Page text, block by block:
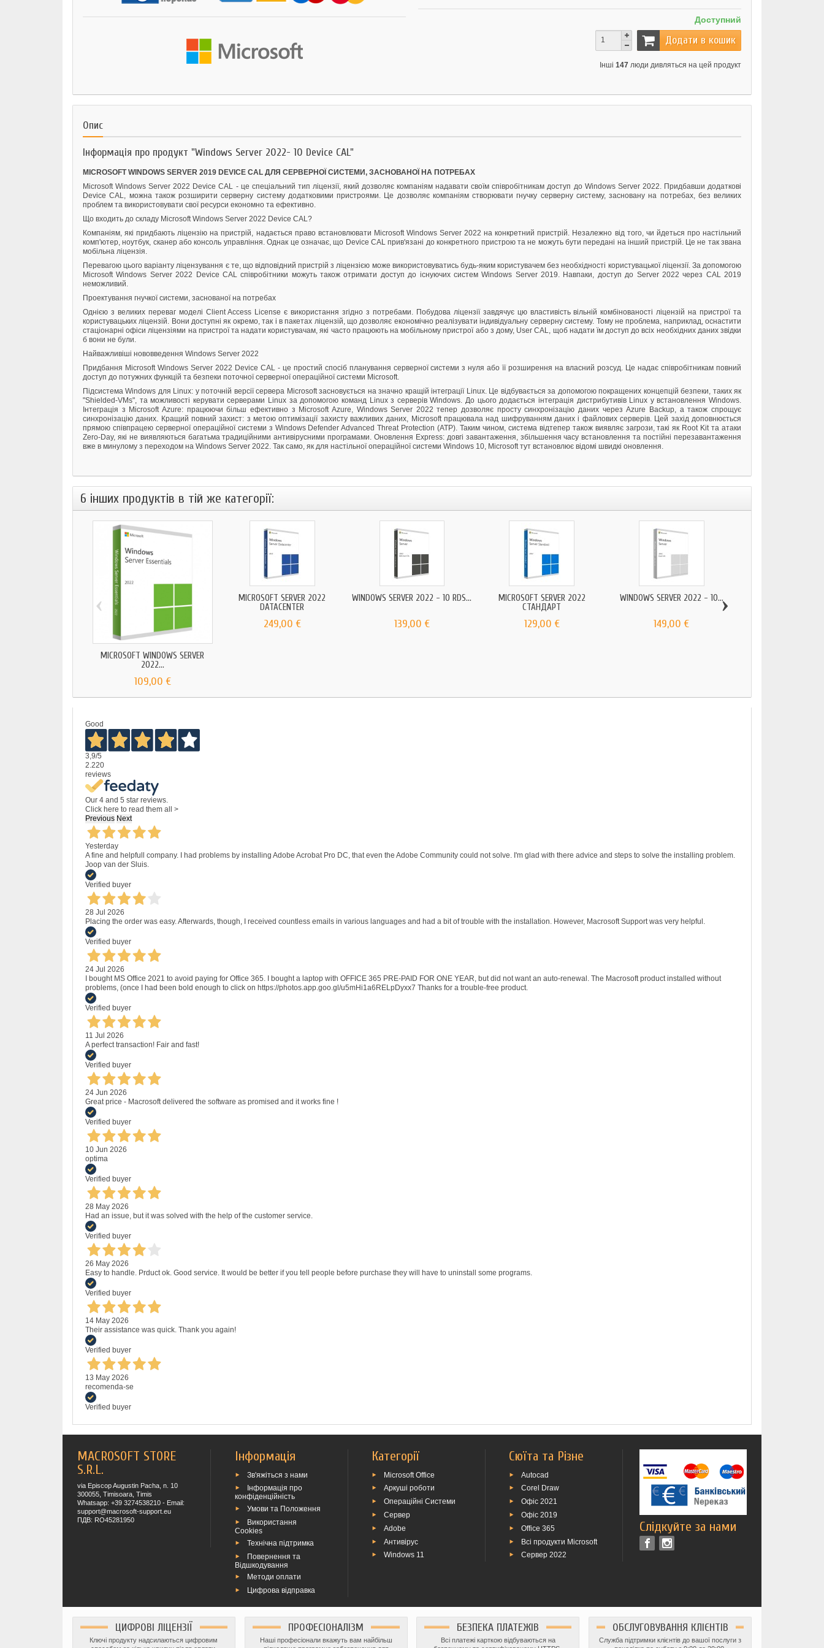
Доступний
Додати в кошик
Інші 147 люди дивляться на цей продукт
Опис
Інформація про продукт "Windows Server 2022- 10 Device CAL"
MICROSOFT WINDOWS SERVER 2019 DEVICE CAL ДЛЯ СЕРВЕРНОЇ СИСТЕМИ, ЗАСНОВАНОЇ НА ПОТРЕБАХ
Microsoft Windows Server 2022 Device CAL - це спеціальний тип ліцензії, який дозволяє компаніям надавати своїм співробітникам доступ до Windows Server 2022. Придбавши додаткові
Device CAL, можна також розширити серверну систему додатковими пристроями. Це дозволяє компаніям створювати гнучку серверну систему, засновану на потребах, без великих
проблем та використовувати свої ресурси економно та ефективно.
Що входить до складу Microsoft Windows Server 2022 Device CAL?
Компаніям, які придбають ліцензію на пристрій, надається право встановлювати Microsoft Windows Server 2022 на конкретний пристрій. Незалежно від того, чи йдеться про настільний
комп'ютер, ноутбук, сканер або консоль управління. Однак це означає, що Device CAL прив'язані до конкретного пристрою та не можуть бути передані на інший пристрій. Це не так звана
мобільна ліцензія.
Перевагою цього варіанту ліцензування є те, що відповідний пристрій з ліцензією може використовуватись будь-яким користувачем без необхідності користувацької ліцензії. За допомогою
Microsoft Windows Server 2022 Device CAL співробітники можуть також отримати доступ до існуючих систем Windows Server 2019. Навпаки, доступ до Server 2022 через CAL 2019
неможливий.
Проектування гнучкої системи, заснованої на потребах
Однією з великих переваг моделі Client Access License є використання згідно з потребами. Побудова ліцензії завдячує цю властивість вільній комбінованості ліцензій на пристрої та
користувацьких ліцензій. Вони доступні як окремо, так і в пакетах ліцензій, що дозволяє економічно реалізувати індивідуальну серверну систему. Тому не проблема, наприклад, оснастити
стаціонарні офіси ліцензіями на пристрої та надати користувачам, які часто працюють на мобільному пристрої або з дому, User CAL, щоб надати їм доступ до всіх необхідних даних звідки
б вони не були.
Найважливіші нововведення Windows Server 2022
Придбання Microsoft Windows Server 2022 Device CAL - це простий спосіб планування серверної системи з нуля або її розширення на власний розсуд. Це надає співробітникам повний
доступ до потужних функцій та безпеки поточної серверної операційної системи Microsoft.
Підсистема Windows для Linux: у поточній версії сервера Microsoft засновується на значно кращій інтеграції Linux. Це відбувається за допомогою покращених концепцій безпеки, таких як
"Shielded-VMs", та можливості керувати серверами Linux за допомогою команд Linux з серверів Windows. До цього додається інтеграція дистрибутивів Linux у встановлення Windows.
Інтеграція з Microsoft Azure: працюючи більш ефективно з Microsoft Azure, Windows Server 2022 тепер дозволяє просту синхронізацію даних через Azure Backup, а також спрощує
синхронізацію даних. Кращий повний захист: з метою оптимізації захисту важливих даних, Microsoft працювала над шифруванням даних і файлових серверів. Цей захід доповнюється
прямою співпрацею серверної операційної системи з Windows Defender Advanced Threat Protection (ATP). Таким чином, система відтепер також виявляє загрози, такі як Root Kit та атаки
Zero-Day, які не виявляються багатьма традиційними антивірусними програмами. Оновлення Express: довгі завантаження, збільшення часу встановлення та постійні перезавантаження
вже в минулому з переходом на Windows Server 2022. Так само, як для настільної операційної системи Windows 10, Microsoft тут встановлює відомі швидкі оновлення.
6 інших продуктів в тій же категорії:
MICROSOFT WINDOWS SERVER
2022...
109,00 €
MICROSOFT SERVER 2022
DATACENTER
249,00 €
WINDOWS SERVER 2022 - 10 RDS...
139,00 €
MICROSOFT SERVER 2022
СТАНДАРТ
129,00 €
WINDOWS SERVER 2022 - 10...
149,00 €
‹ ›
Good
3,9/5
2.220
reviews
Our 4 and 5 star reviews.
Click here to read them all >
Previous Next
Yesterday
A fine and helpfull company. I had problems by installing Adobe Acrobat Pro DC, that even the Adobe Community could not solve. I'm glad with there advice and steps to solve the installing problem.
Joop van der Sluis.
Verified buyer
28 Jul 2026
Placing the order was easy. Afterwards, though, I received countless emails in various languages and had a bit of trouble with the installation. However, Macrosoft Support was very helpful.
Verified buyer
24 Jul 2026
I bought MS Office 2021 to avoid paying for Office 365. I bought a laptop with OFFICE 365 PRE-PAID FOR ONE YEAR, but did not want an auto-renewal. The Macrosoft product installed without
problems, (once I had been bold enough to click on https://photos.app.goo.gl/u5mHi1a6RELpDyxx7 Thanks for a trouble-free product.
Verified buyer
11 Jul 2026
A perfect transaction! Fair and fast!
Verified buyer
24 Jun 2026
Great price - Macrosoft delivered the software as promised and it works fine !
Verified buyer
10 Jun 2026
optima
Verified buyer
28 May 2026
Had an issue, but it was solved with the help of the customer service.
Verified buyer
26 May 2026
Easy to handle. Prduct ok. Good service. It would be better if you tell people before purchase they will have to uninstall some programs.
Verified buyer
14 May 2026
Their assistance was quick. Thank you again!
Verified buyer
13 May 2026
recomenda-se
Verified buyer
MACROSOFT STORE
S.R.L.
via Episcop Augustin Pacha, n. 10
300055, Timisoara, Timis
Whatsapp: +39 3274538210 - Email:
support@macrosoft-support.eu
ПДВ: RO45281950
Інформація
Зв'яжіться з нами
Інформація про
конфіденційність
Умови та Положення
Використання
Cookies
Технічна підтримка
Повернення та
Відшкодування
Методи оплати
Цифрова відправка
Категорії
Microsoft Office
Аркуші роботи
Операційні Системи
Сервер
Adobe
Антивірус
Windows 11
Сюїта та Різне
Autocad
Corel Draw
Офіс 2021
Офіс 2019
Office 365
Всі продукти Microsoft
Сервер 2022
Слідкуйте за нами
ЦИФРОВІ ЛІЦЕНЗІЇ
Ключі продукту надсилаються цифровим
ПРОФЕСІОНАЛІЗМ
Наші професіонали вкажуть вам найбільш
БЕЗПЕКА ПЛАТЕЖІВ
Всі платежі карткою відбуваються на
ОБСЛУГОВУВАННЯ КЛІЄНТІВ
Служба підтримки клієнтів до вашої послуги з